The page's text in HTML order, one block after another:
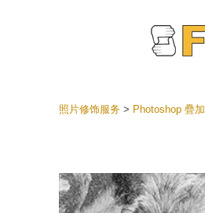
照片修饰服务> Photoshop 疊加